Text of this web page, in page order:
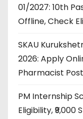
01/2027: 10th
Offline, Check
SKAU
2026: Apply
Pharmacist
PM Internship
Eligibility,